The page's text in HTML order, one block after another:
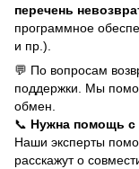
перечень
программное
и пр.).
💬 По вопросам
поддержки. Мы
обмен.
📞 Нужна помощь
Наши эксперты
расскажут о